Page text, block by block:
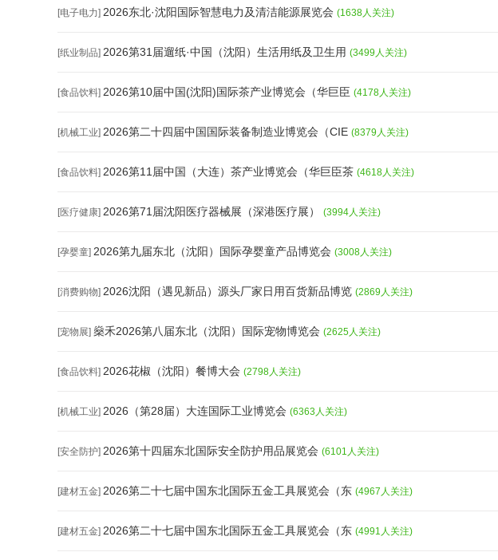
[电子电力] 2026东北·沈阳国际智慧电力及清洁能源展览会 (1638人关注)
[纸业制品] 2026第31届遛纸·中国（沈阳）生活用纸及卫生用 (3499人关注)
[食品饮料] 2026第10届中国(沈阳)国际茶产业博览会（华巨臣 (4178人关注)
[机械工业] 2026第二十四届中国国际装备制造业博览会（CIE (8379人关注)
[食品饮料] 2026第11届中国（大连）茶产业博览会（华巨臣茶 (4618人关注)
[医疗健康] 2026第71届沈阳医疗器械展（深港医疗展） (3994人关注)
[孕婴童] 2026第九届东北（沈阳）国际孕婴童产品博览会 (3008人关注)
[消费购物] 2026沈阳（遇见新品）源头厂家日用百货新品博览 (2869人关注)
[宠物展] 燊禾2026第八届东北（沈阳）国际宠物博览会 (2625人关注)
[食品饮料] 2026花椒（沈阳）餐博大会 (2798人关注)
[机械工业] 2026（第28届）大连国际工业博览会 (6363人关注)
[安全防护] 2026第十四届东北国际安全防护用品展览会 (6101人关注)
[建材五金] 2026第二十七届中国东北国际五金工具展览会（东 (4967人关注)
[建材五金] 2026第二十七届中国东北国际五金工具展览会（东 (4991人关注)